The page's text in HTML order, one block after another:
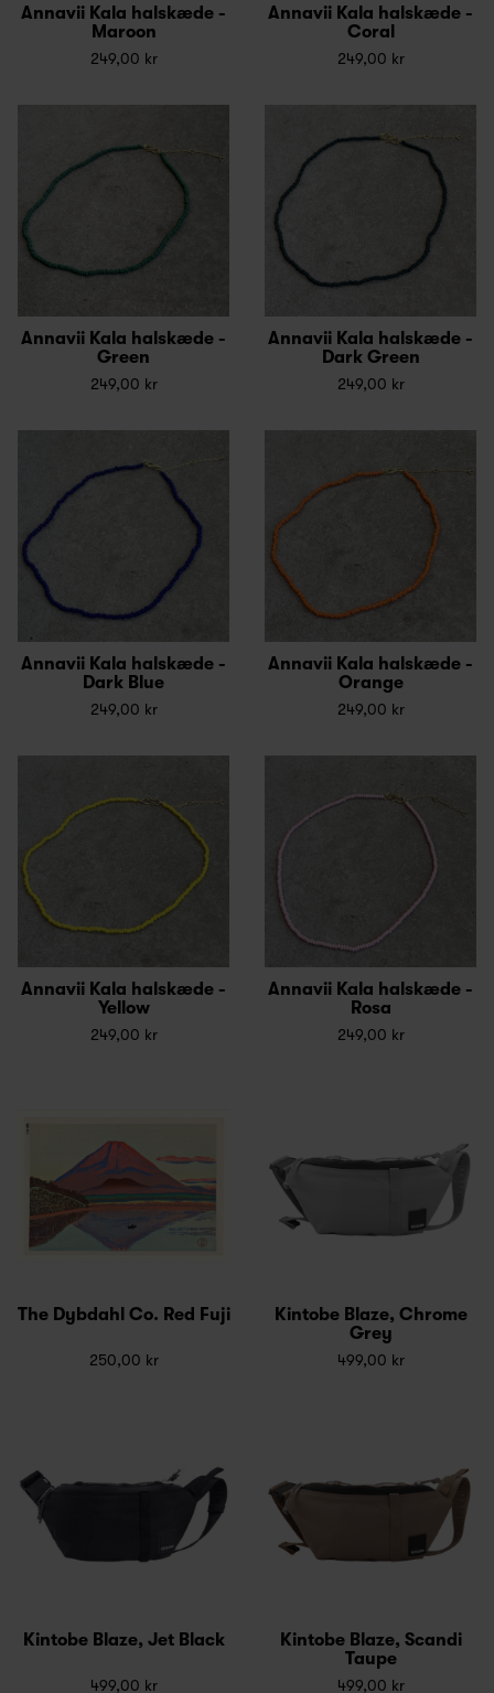
Annavii Kala halskæde -
Maroon
249,00 kr
Annavii Kala halskæde -
Coral
249,00 kr
Annavii Kala halskæde -
Green
249,00 kr
Annavii Kala halskæde -
Dark Green
249,00 kr
Annavii Kala halskæde -
Dark Blue
249,00 kr
Annavii Kala halskæde -
Orange
249,00 kr
Annavii Kala halskæde -
Yellow
249,00 kr
Annavii Kala halskæde -
Rosa
249,00 kr
The Dybdahl Co. Red Fuji
250,00 kr
Kintobe Blaze, Chrome
Grey
499,00 kr
Kintobe Blaze, Jet Black
499,00 kr
Kintobe Blaze, Scandi
Taupe
499,00 kr